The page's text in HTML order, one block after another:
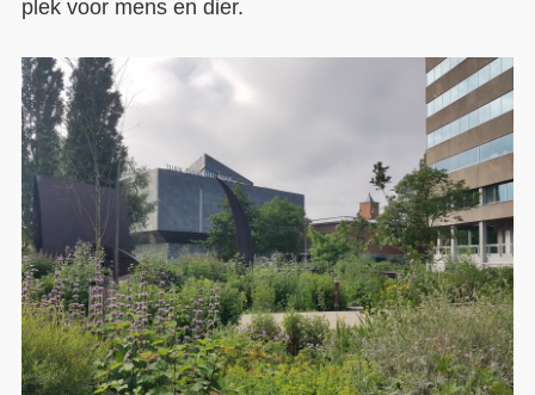
plek voor mens en dier.